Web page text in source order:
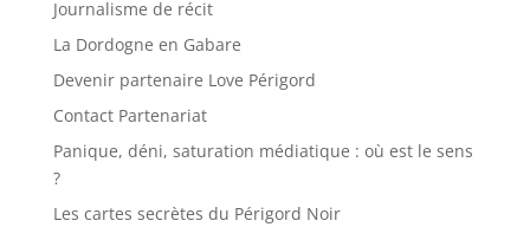
Journalisme de récit
La Dordogne en Gabare
Devenir partenaire Love Périgord
Contact Partenariat
Panique, déni, saturation médiatique : où est le sens
?
Les cartes secrètes du Périgord Noir